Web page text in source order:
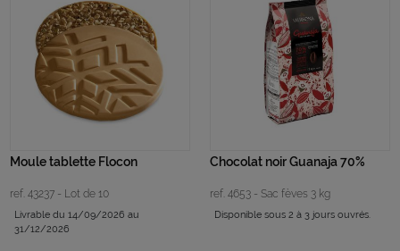
Moule tablette Flocon
ref. 43237 - Lot de 10
Livrable du 14/09/2026 au
31/12/2026
Chocolat noir Guanaja 70%
ref. 4653 - Sac fèves 3 kg
Disponible sous 2 à 3 jours ouvrés.